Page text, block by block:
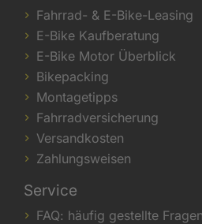
Fahrrad- & E-Bike-Leasing
E-Bike Kaufberatung
E-Bike Motor Überblick
Bikepacking
Montagetipps
Fahrradversicherung
Versandkosten
Zahlungsweisen
Service
FAQ: häufig gestellte Fragen